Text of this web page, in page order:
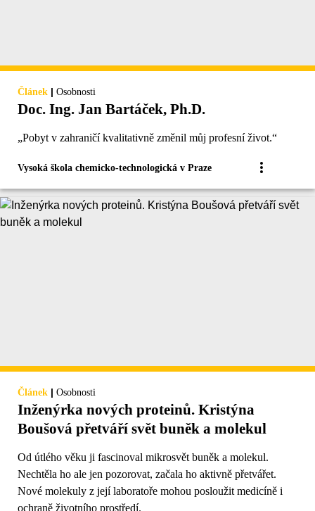
Článek | Osobnosti
Doc. Ing. Jan Bartáček, Ph.D.
„Pobyt v zahraničí kvalitativně změnil můj profesní život.“
Vysoká škola chemicko-technologická v Praze
Článek | Osobnosti
Inženýrka nových proteinů. Kristýna
Boušová přetváří svět buněk a molekul
Od útlého věku ji fascinoval mikrosvět buněk a molekul.
Nechtěla ho ale jen pozorovat, začala ho aktivně přetvářet.
Nové molekuly z její laboratoře mohou posloužit medicíně i
ochraně životního prostředí.